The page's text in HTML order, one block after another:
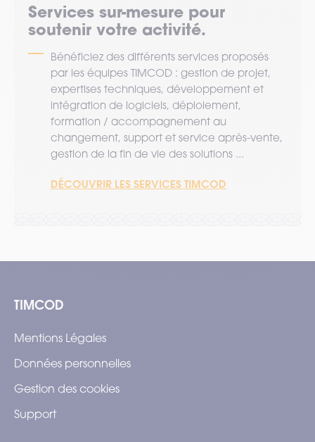
Services sur-mesure pour
soutenir votre activité.
Bénéficiez des différents services proposés
par les équipes TIMCOD : gestion de projet,
expertises techniques, développement et
intégration de logiciels, déploiement,
formation / accompagnement au
changement, support et service après-vente,
gestion de la fin de vie des solutions ...
DÉCOUVRIR LES SERVICES TIMCOD
TIMCOD
Mentions Légales
Données personnelles
Gestion des cookies
Support